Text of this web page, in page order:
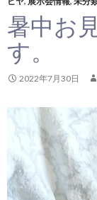
暑中お
す。
2022年7月30日